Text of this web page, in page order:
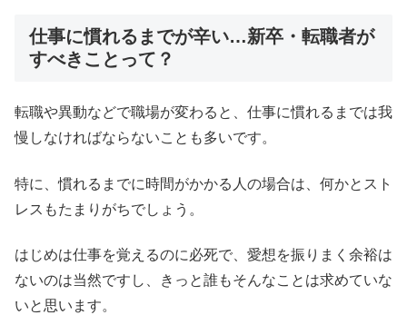
仕事に慣れるまでが辛い…新卒・転職者が
すべきことって？
転職や異動などで職場が変わると、仕事に慣れるまでは我
慢しなければならないことも多いです。
特に、慣れるまでに時間がかかる人の場合は、何かとスト
レスもたまりがちでしょう。
はじめは仕事を覚えるのに必死で、愛想を振りまく余裕は
ないのは当然ですし、きっと誰もそんなことは求めていな
いと思います。